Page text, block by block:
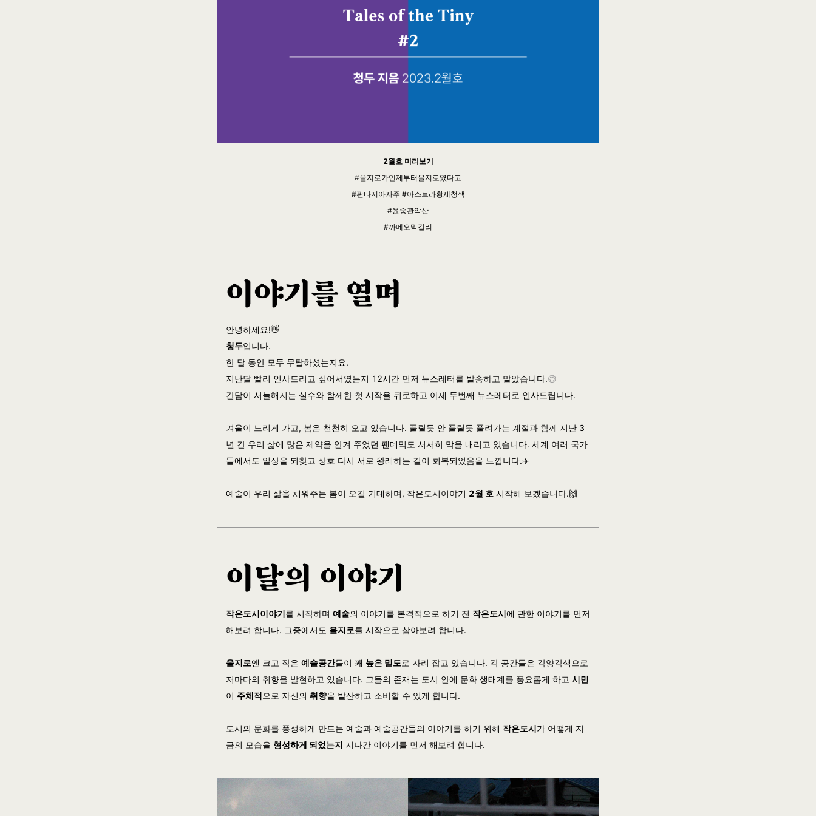
2월호 미리보기
#을지로가언제부터을지로였다고
#판타지아자주 #아스트라황제청색
#윤숭관악산
#까메오막걸리
안녕하세요!👋
청두입니다.
한 달 동안 모두 무탈하셨는지요.
지난달 빨리 인사드리고 싶어서였는지 12시간 먼저 뉴스레터를 발송하고 말았습니다.😅
간담이 서늘해지는 실수와 함께한 첫 시작을 뒤로하고 이제 두번째 뉴스레터로 인사드립니다.
겨울이 느리게 가고, 봄은 천천히 오고 있습니다. 풀릴듯 안 풀릴듯 풀려가는 계절과 함께 지난 3
년 간 우리 삶에 많은 제약을 안겨 주었던 팬데믹도 서서히 막을 내리고 있습니다. 세계 여러 국가
들에서도 일상을 되찾고 상호 다시 서로 왕래하는 길이 회복되었음을 느낍니다.✈️
예술이 우리 삶을 채워주는 봄이 오길 기대하며, 작은도시이야기 2월 호 시작해 보겠습니다.🙌
작은도시이야기를 시작하며 예술의 이야기를 본격적으로 하기 전 작은도시에 관한 이야기를 먼저
해보려 합니다. 그중에서도 을지로를 시작으로 삼아보려 합니다.
을지로엔 크고 작은 예술공간들이 꽤 높은 밀도로 자리 잡고 있습니다. 각 공간들은 각양각색으로
저마다의 취향을 발현하고 있습니다. 그들의 존재는 도시 안에 문화 생태계를 풍요롭게 하고 시민
이 주체적으로 자신의 취향을 발산하고 소비할 수 있게 합니다.
도시의 문화를 풍성하게 만드는 예술과 예술공간들의 이야기를 하기 위해 작은도시가 어떻게 지
금의 모습을 형성하게 되었는지 지나간 이야기를 먼저 해보려 합니다.